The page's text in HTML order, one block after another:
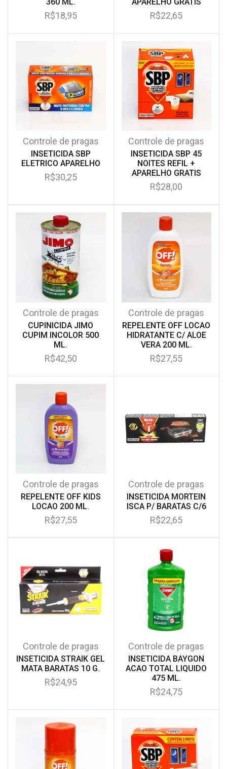
R$18,95 R$22,65
Controle de pragas
INSETICIDA SBP
ELETRICO APARELHO
R$30,25
Controle de pragas
INSETICIDA SBP 45
NOITES REFIL +
APARELHO GRATIS
R$28,00
Controle de pragas
CUPINICIDA JIMO
CUPIM INCOLOR 500
ML.
R$42,50
Controle de pragas
REPELENTE OFF LOCAO
HIDRATANTE C/ ALOE
VERA 200 ML.
R$27,55
Controle de pragas
REPELENTE OFF KIDS
LOCAO 200 ML.
R$27,55
Controle de pragas
INSETICIDA MORTEIN
ISCA P/ BARATAS C/6
R$22,65
Controle de pragas
INSETICIDA STRAIK GEL
MATA BARATAS 10 G.
R$24,95
Controle de pragas
INSETICIDA BAYGON
ACAO TOTAL LIQUIDO
475 ML.
R$24,75